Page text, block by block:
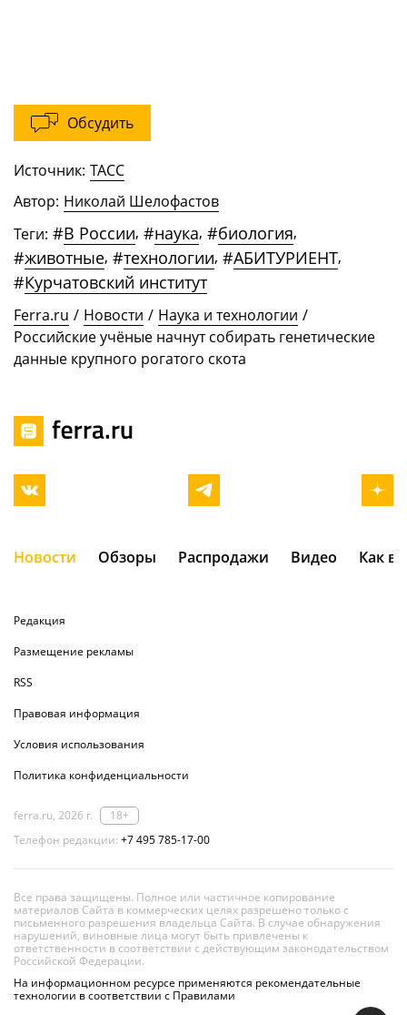
Обсудить
Источник: ТАСС
Автор: Николай Шелофастов
Теги: #В России, #наука, #биология,
#животные, #технологии, #АБИТУРИЕНТ,
#Курчатовский институт
Ferra.ru / Новости / Наука и технологии /
Российские учёные начнут собирать генетические
данные крупного рогатого скота
Новости Обзоры Распродажи Видео Как
Редакция
Размещение рекламы
RSS
Правовая информация
Условия использования
Политика конфиденциальности
ferra.ru, 2026 г.
18+
Телефон редакции: +7 495 785-17-00
Все права защищены. Полное или частичное копирование
материалов Сайта в коммерческих целях разрешено только с
письменного разрешения владельца Сайта. В случае обнаружения
нарушений, виновные лица могут быть привлечены к
ответственности в соответствии с действующим законодательством
Российской Федерации.
На информационном ресурсе применяются рекомендательные
технологии в соответствии с Правилами